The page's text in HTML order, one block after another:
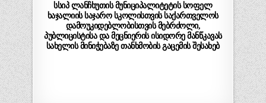
სსიპ ლანჩხუთის მუნიციპალიტეტის სოფელ
ხაჯალიის საჯარო სკოლისთვის საქართველოს
დამოუკიდებლობისთვის მებრძოლი,
პუბლიცისტისა და მეცნიერის ისიდორე მანწკავას
სახელის მინიჭებაზე თანხმობის გაცემის შესახებ